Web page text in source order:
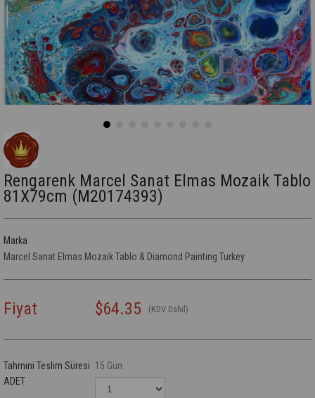
Rengarenk Marcel Sanat Elmas Mozaik Tablo
81X79cm (M20174393)
Marka
Marcel Sanat Elmas Mozaik Tablo & Diamond Painting Turkey
Fiyat $64.35 (KDV Dahil)
Tahmini Teslim Süresi 15 Gün
ADET